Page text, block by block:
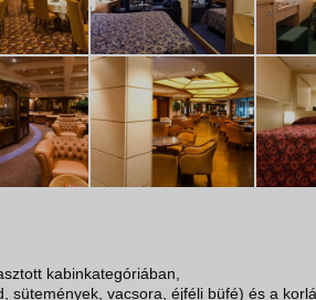
kabinkategóriában,
sütemények, vacsora, éjféli büfé) és a